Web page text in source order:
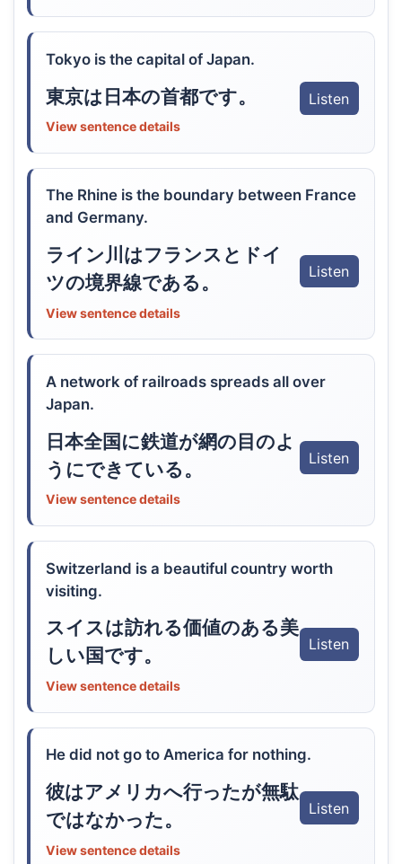
Tokyo is the capital of Japan.
東京は日本の首都です。 Listen
View sentence details
The Rhine is the boundary between France
and Germany.
ライン川はフランスとドイ
ツの境界線である。
Listen
View sentence details
A network of railroads spreads all over
Japan.
日本全国に鉄道が網の目のよ
うにできている。
Listen
View sentence details
Switzerland is a beautiful country worth
visiting.
スイスは訪れる価値のある美
しい国です。
Listen
View sentence details
He did not go to America for nothing.
彼はアメリカへ行ったが無駄
ではなかった。
Listen
View sentence details